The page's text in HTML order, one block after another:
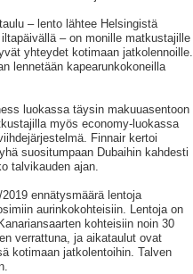
– lento lähtee Helsingistä
– on monille matkustajille
yhteydet kotimaan jatkolennoille.
lennetään kapearunkokoneilla
luokassa täysin makuuasentoon
myös economy-luokassa
Finnair kertoi
suositumpaan Dubaihin kahdesti
talvikauden ajan.
ennätysmäärä lentoja
aurinkokohteisiin. Lentoja on
kohteisiin noin 30
verrattuna, ja aikataulut ovat
kotimaan jatkolentoihin. Talven